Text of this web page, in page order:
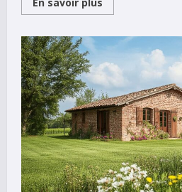
more
Performances
Live
au
Carnaval
de
Nice
:
Dates,
Réservation,
Prix
des
Shows
Musicaux